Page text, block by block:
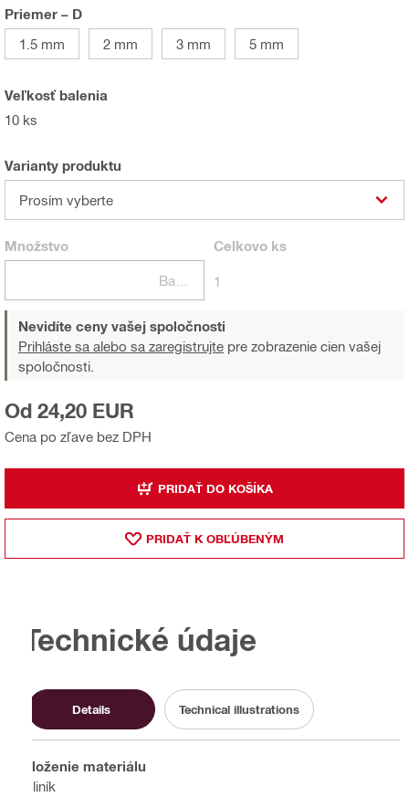
Priemer – D
1.5 mm
2 mm 3 mm 5 mm
Veľkosť balenia
10 ks
Varianty produktu
Prosím vyberte
Množstvo Celkovo ks
1
Nevidíte ceny vašej spoločnosti
Prihláste sa alebo sa zaregistrujte pre zobrazenie cien vašej
spoločnosti.
Cena po zľave bez DPH
Od 24,20 EUR
PRIDAŤ DO KOŠÍKA
PRIDAŤ K OBĽÚBENÝM
Technické údaje
Details Technical illustrations
Zloženie materiálu
Hliník